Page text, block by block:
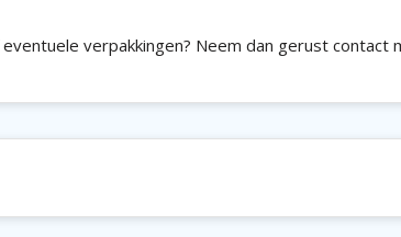
verpakkingen? Neem dan gerust contact